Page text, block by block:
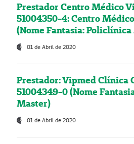
Prestador Centro Médico
51004350-4: Centro
(Nome Fantasia:
01 de Abril de 2020
Prestador: Vipmed Clínica
51004349-0 (Nome
Master)
01 de Abril de 2020